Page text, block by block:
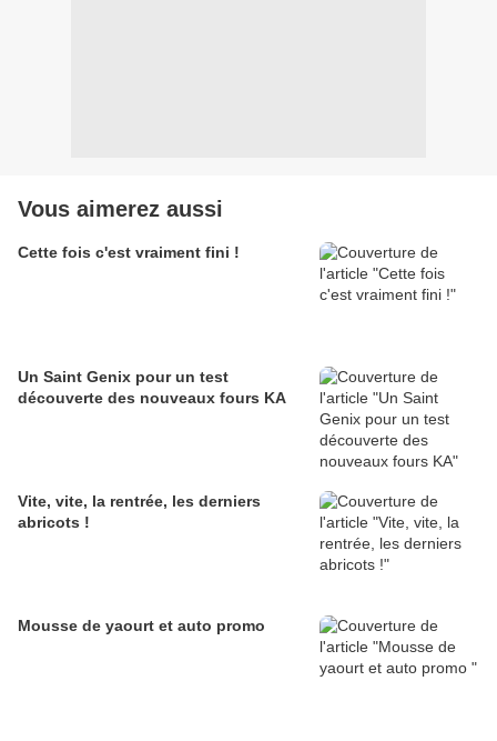
Vous aimerez aussi
Cette fois c'est vraiment fini !
Un Saint Genix pour un test
découverte des nouveaux fours KA
Vite, vite, la rentrée, les derniers
abricots !
Mousse de yaourt et auto promo